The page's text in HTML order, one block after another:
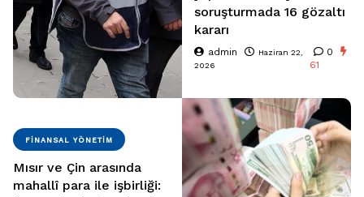
soruşturmada 16 gözaltı
kararı
admin
Haziran 22,
2026
0
61
FINANSAL YÖNETIM
Mısır ve Çin arasında
mahallî para ile işbirliği: